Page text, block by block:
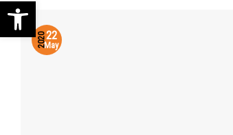
22
May
2020
Abrir barra de herramientas